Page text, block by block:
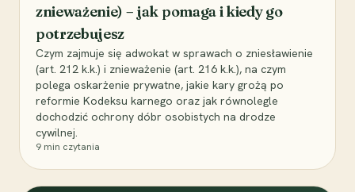
znieważenie) – jak pomaga i kiedy go
potrzebujesz
Czym zajmuje się adwokat w sprawach o zniesławienie
(art. 212 k.k.) i znieważenie (art. 216 k.k.), na czym
polega oskarżenie prywatne, jakie kary grożą po
reformie Kodeksu karnego oraz jak równolegle
dochodzić ochrony dóbr osobistych na drodze
cywilnej.
9 min czytania